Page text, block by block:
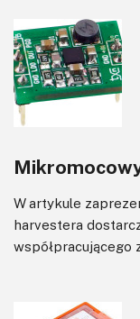
W artykule
harvestera
współpracującego